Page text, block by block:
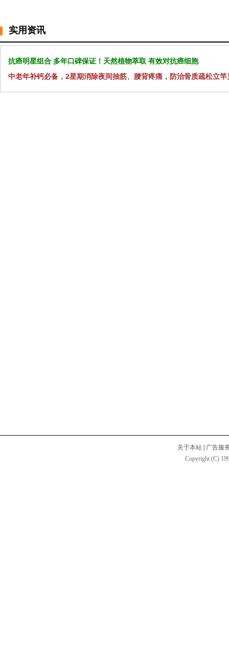
实用资讯
抗癌明星组合 多年口碑保证！天然植物萃取 有效对抗癌细胞
中老年补钙必备，2星期消除夜间抽筋、腰背疼痛，防治骨质疏松立竿
关于本站
广告服
Copyright (C)